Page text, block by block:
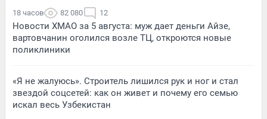
18 часов 82 080 12
Новости ХМАО за 5 августа: муж дает деньги Айзе,
вартовчанин оголился возле ТЦ, откроются новые
поликлиники
«Я не жалуюсь». Строитель лишился рук и ног и стал
звездой соцсетей: как он живет и почему его семью
искал весь Узбекистан